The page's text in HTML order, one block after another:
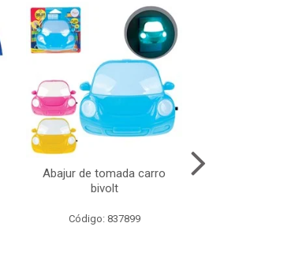
Abajur de tomada carro
bivolt
Código: 837899